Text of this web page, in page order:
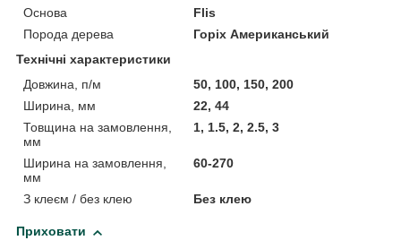
Основа
Flis
Порода дерева
Горіх Американський
Технічні характеристики
Довжина, п/м
50, 100, 150, 200
Ширина, мм
22, 44
Товщина на замовлення,
мм
1, 1.5, 2, 2.5, 3
Ширина на замовлення,
мм
60-270
З клеєм / без клею Без клею
Приховати